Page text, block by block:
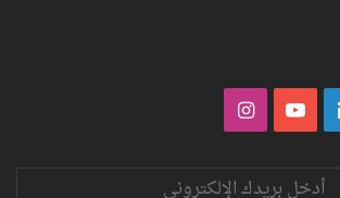
لينكدإن‫YouTubeانستقرام